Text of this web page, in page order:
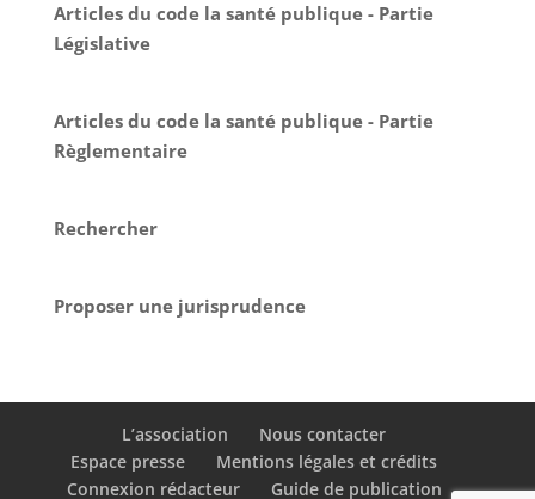
Articles du code la santé publique - Partie
Législative
Articles du code la santé publique - Partie
Règlementaire
Rechercher
Proposer une jurisprudence
L’association
Nous contacter
Espace presse
Mentions légales et crédits
Connexion rédacteur
Guide de publication